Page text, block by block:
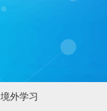
境外学习